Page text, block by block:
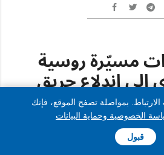
مسيّرة روسية
اندلاع حريق
ووقعت إصابات
بمواصلة تصفح الموقع، فإنك
الخصوصية وحماية البيانات
قبول